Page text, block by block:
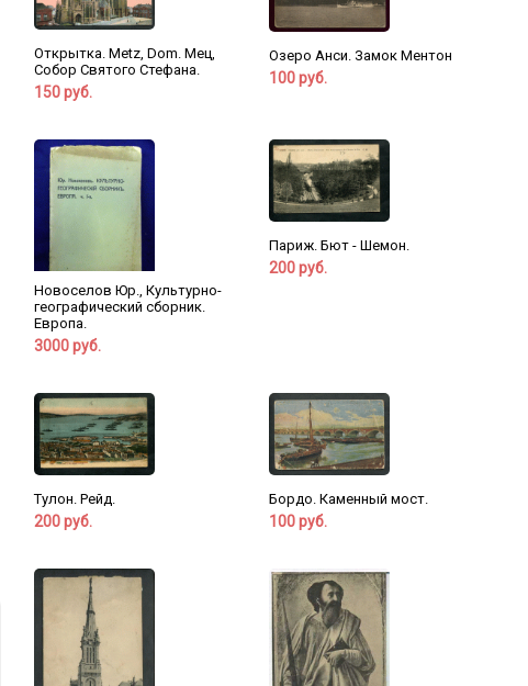
Открытка. Metz, Dom. Мец,
Собор Святого Стефана.
150 руб.
Озеро Анси. Замок Ментон
100 руб.
Новоселов Юр., Культурно-
географический сборник.
Европа.
3000 руб.
Париж. Бют - Шемон.
200 руб.
Тулон. Рейд.
200 руб.
Бордо. Каменный мост.
100 руб.